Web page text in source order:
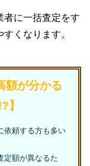
者に一括査定をす
くなります。
額が分かる
】
依頼する方も多い
定額が異なるた